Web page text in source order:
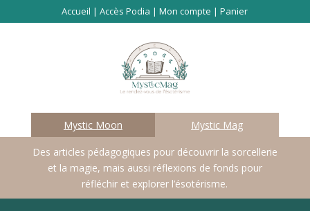
Accueil |Accès Podia |Mon compte |Panier
Mystic Moon Mystic Mag
Des articles pédagogiques pour découvrir la sorcellerie
et la magie, mais aussi réflexions de fonds pour
réfléchir et explorer l’ésotérisme.